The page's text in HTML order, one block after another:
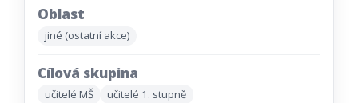
Oblast
jiné (ostatní akce)
Cílová skupina
učitelé MŠ učitelé 1. stupně